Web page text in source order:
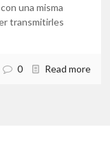
una misma
transmitirles
0 Read more